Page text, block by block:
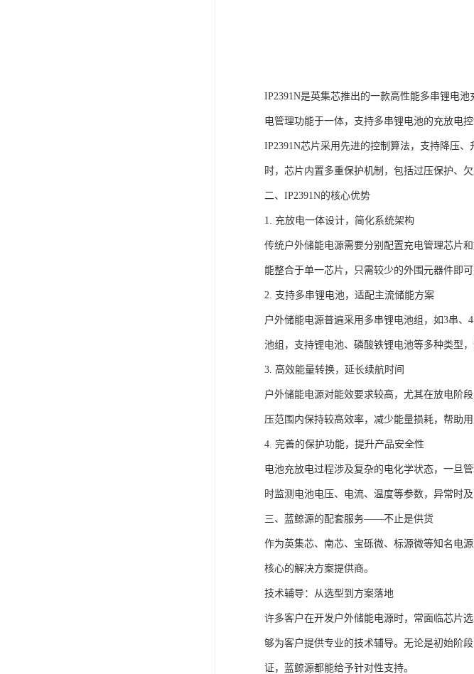
IP2391N是英集芯推出的一款高性能多串锂电
电管理功能于一体，支持多串锂电池的充放电
IP2391N芯片采用先进的控制算法，支持降压
时，芯片内置多重保护机制，包括过压保护、
二、IP2391N的核心优势
1. 充放电一体设计，简化系统架构
传统户外储能电源需要分别配置充电管理芯片
能整合于单一芯片，只需较少的外围元器件即
2. 支持多串锂电池，适配主流储能方案
户外储能电源普遍采用多串锂电池组，如3串
池组，支持锂电池、磷酸铁锂电池等多种类型
3. 高效能量转换，延长续航时间
户外储能电源对能效要求较高，尤其在放电阶
压范围内保持较高效率，减少能量损耗，帮助
4. 完善的保护功能，提升产品安全性
电池充放电过程涉及复杂的电化学状态，一旦
时监测电池电压、电流、温度等参数，异常时
三、蓝鲸源的配套服务——不止是供货
作为英集芯、南芯、宝砾微、标源微等知名电
核心的解决方案提供商。
技术辅导：从选型到方案落地
许多客户在开发户外储能电源时，常面临芯片
够为客户提供专业的技术辅导。无论是初始阶
证，蓝鲸源都能给予针对性支持。